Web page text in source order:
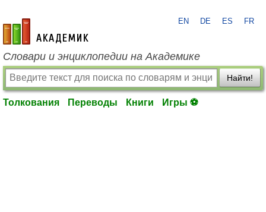
academic.ru
EN DE ES FR
Словари и энциклопедии на Академике
Найти!
Толкования Переводы Книги Игры ⚽